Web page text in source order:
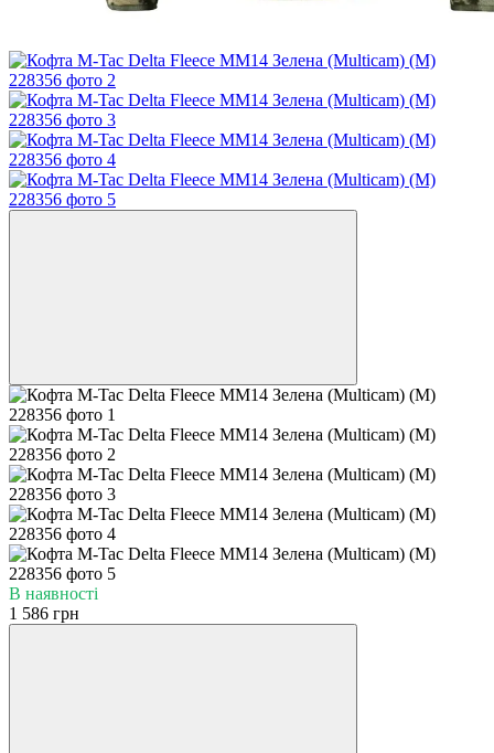
В наявності
1 586 грн